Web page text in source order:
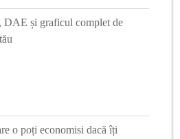
DAE și graficul complet de
o poți economisi dacă îți